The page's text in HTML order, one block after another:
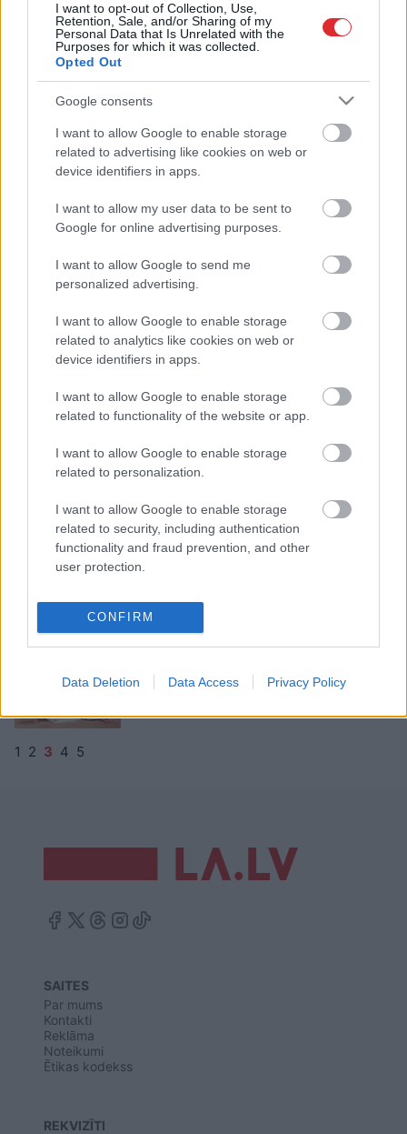
I want to opt-out of Collection, Use,
Retention, Sale, and/or Sharing of my
Personal Data that Is Unrelated with the
Purposes for which it was collected.
Opted Out
Google consents
I want to allow Google to enable storage
related to advertising like cookies on web or
device identifiers in apps.
I want to allow my user data to be sent to
Google for online advertising purposes.
I want to allow Google to send me
personalized advertising.
I want to allow Google to enable storage
related to analytics like cookies on web or
device identifiers in apps.
I want to allow Google to enable storage
related to functionality of the website or app.
I want to allow Google to enable storage
related to personalization.
I want to allow Google to enable storage
related to security, including authentication
functionality and fraud prevention, and other
user protection.
CONFIRM
Data Deletion Data Access Privacy Policy
LTRKaicina Saeimu izvēlēties
Satversmei atbilstošu virsstundu
apmaksas kārtības regulējumu
izmaiņām veselības
apdrošināšanas kārtībā
Latvijakā viena no pirmajām saņem
licenci rīkot “Expo 2020” Dubaijā
par nepieciešamību paaugstināt
neapliekamo minimumu
Arīuzņēmēji interesējas par Levitu,
uzklausa viņa redzējumu
ieinteresētas uzņēmumu
noturēšanā un piesaistē
uzsāktās reformas ar “azartu un
mērķtiecību”
Pastāv bažas par ES tirgus
attīstības tendencēm nākotnē
1 2 3 4 5
SAITES
Par mums
Kontakti
Reklāma
Noteikumi
Ētikas kodekss
REKVIZĪTI
Atcelt Ziņot